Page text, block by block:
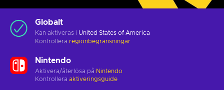
Globalt
Kan aktiveras i United States of America
Kontrollera regionbegränsningar
Nintendo
Aktivera/återlösa på Nintendo
Kontrollera aktiveringsguide